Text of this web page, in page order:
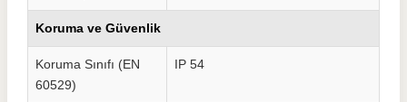
Koruma ve Güvenlik
Koruma Sınıfı (EN
60529)
IP 54